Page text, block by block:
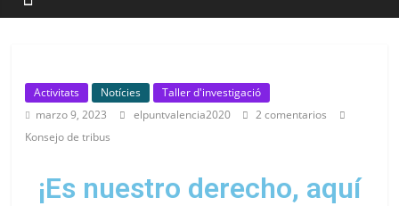
Activitats Notícies
Taller d'investigació
marzo 9, 2023
elpuntvalencia2020
2 comentarios
Konsejo de tribus
¡Es nuestro derecho, aquí